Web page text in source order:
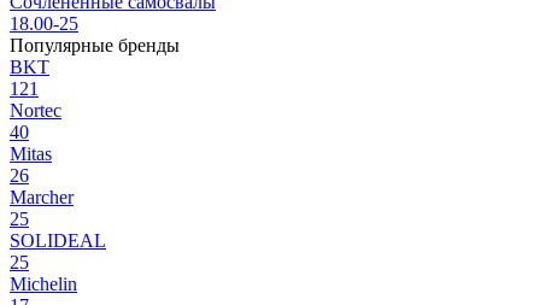
18.00-25
Популярные бренды
BKT
121
Nortec
40
Mitas
26
Marcher
25
SOLIDEAL
25
Michelin